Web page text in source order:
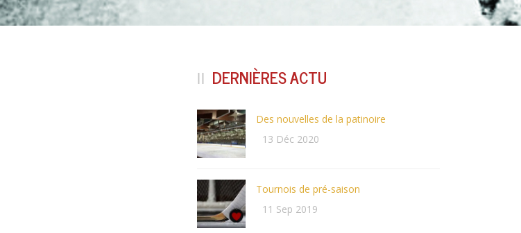
DERNIÈRES ACTU
Des nouvelles de la patinoire
13 Déc 2020
Tournois de pré-saison
11 Sep 2019